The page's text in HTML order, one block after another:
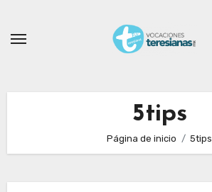
contenido
5tips
Página de inicio 5tips